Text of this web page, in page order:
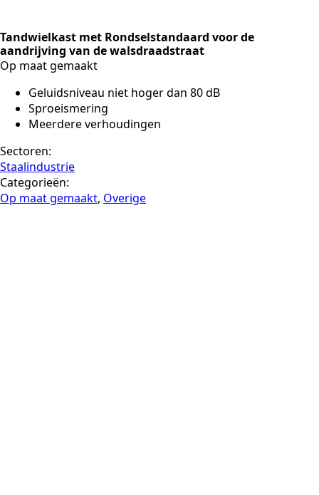
Tandwielkast met Rondselstandaard voor de
aandrijving van de walsdraadstraat
Op maat gemaakt
Geluidsniveau niet hoger dan 80 dB
Sproeismering
Meerdere verhoudingen
Sectoren:
Staalindustrie
Categorieën:
Op maat gemaakt, Overige